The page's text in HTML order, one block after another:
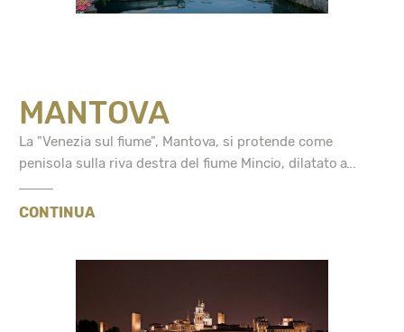
MANTOVA
La "Venezia sul fiume", Mantova, si protende come
penisola sulla riva destra del fiume Mincio, dilatato a...
CONTINUA